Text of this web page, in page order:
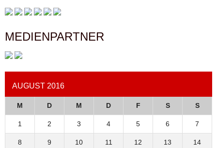
MEDIENPARTNER
AUGUST 2016
M D M D F S S
1 2 3 4 5 6 7
8 9 10 11 12 13 14